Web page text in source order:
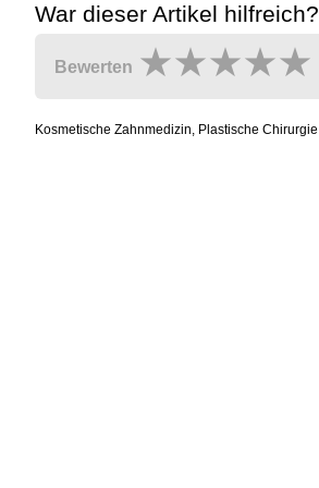
War dieser Artikel hilfreich?
Bewerten
Kosmetische Zahnmedizin, Plastische Chirurgie